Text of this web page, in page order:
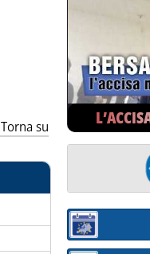
Torna su
Sezione: